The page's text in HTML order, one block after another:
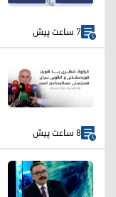
7 ساعت پیش
8 ساعت پیش